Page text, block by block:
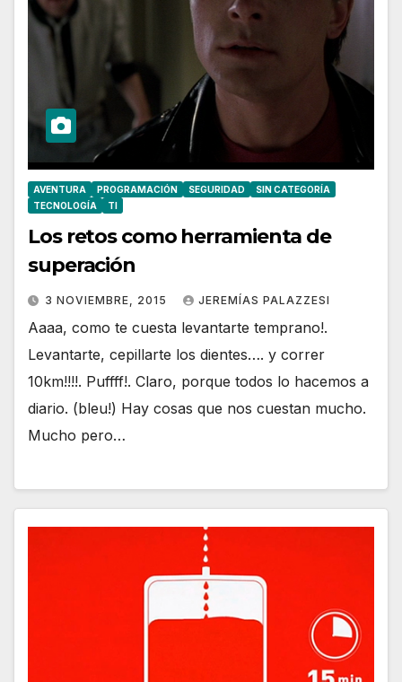
AVENTURA PROGRAMACIÓN SEGURIDAD
SIN CATEGORÍA
TECNOLOGÍA
TI
Los retos como herramienta de
superación
3 NOVIEMBRE, 2015 JEREMÍAS PALAZZESI
Aaaa, como te cuesta levantarte temprano!.
Levantarte, cepillarte los dientes…. y correr
10km!!!!. Puffff!. Claro, porque todos lo hacemos a
diario. (bleu!) Hay cosas que nos cuestan mucho.
Mucho pero…